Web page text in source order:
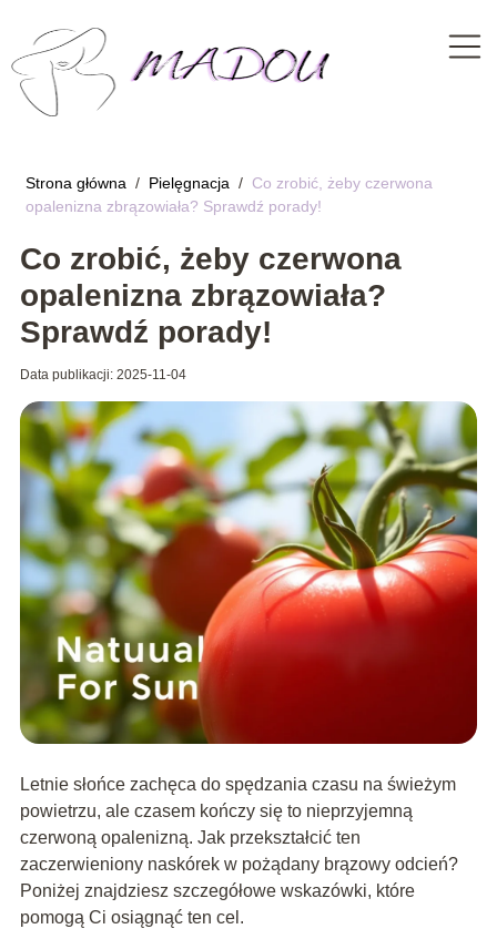
Strona główna / Pielęgnacja / Co zrobić, żeby czerwona
opalenizna zbrązowiała? Sprawdź porady!
Co zrobić, żeby czerwona
opalenizna zbrązowiała?
Sprawdź porady!
Data publikacji: 2025-11-04
Letnie słońce zachęca do spędzania czasu na świeżym
powietrzu, ale czasem kończy się to nieprzyjemną
czerwoną opalenizną. Jak przekształcić ten
zaczerwieniony naskórek w pożądany brązowy odcień?
Poniżej znajdziesz szczegółowe wskazówki, które
pomogą Ci osiągnąć ten cel.